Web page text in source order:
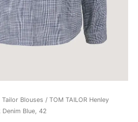
Tailor Blouses / TOM TAILOR Henley
Blue, 42